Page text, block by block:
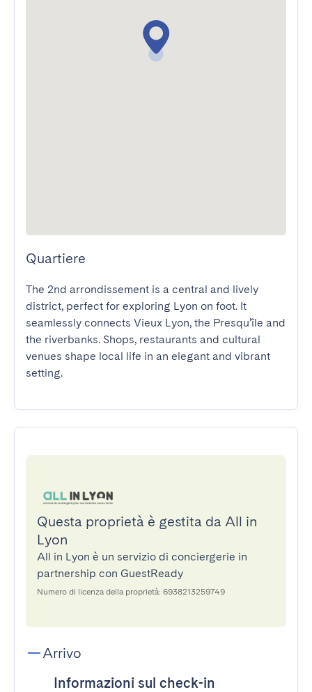
Quartiere
The 2nd arrondissement is a central and lively
district, perfect for exploring Lyon on foot. It
seamlessly connects Vieux Lyon, the Presqu’île and
the riverbanks. Shops, restaurants and cultural
venues shape local life in an elegant and vibrant
setting.
Questa proprietà è gestita da All in
Lyon
All in Lyon è un servizio di conciergerie in
partnership con GuestReady
Numero di licenza della proprietà: 6938213259749
Arrivo
Informazioni sul check-in